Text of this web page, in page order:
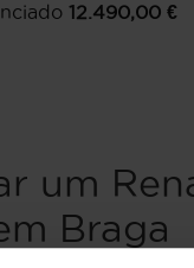
12.490,00 €
um
Braga